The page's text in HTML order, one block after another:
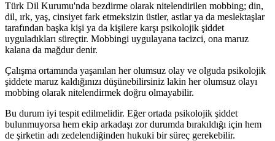
Türk Dil Kurumu'nda bezdirme olarak nitelendirilen mobbing; din,
dil, ırk, yaş, cinsiyet fark etmeksizin üstler, astlar ya da meslektaşlar
tarafından başka kişi ya da kişilere karşı psikolojik şiddet
uyguladıkları süreçtir. Mobbingi uygulayana tacizci, ona maruz
kalana da mağdur denir.
Çalışma ortamında yaşanılan her olumsuz olay ve olguda psikolojik
şiddete maruz kaldığınızı düşünebilirsiniz lakin her olumsuz olayı
mobbing olarak nitelendirmek doğru olmayabilir.
Bu durum iyi tespit edilmelidir. Eğer ortada psikolojik şiddet
bulunmuyorsa hem ekip arkadaşı zor durumda bırakıldığı için hem
de şirketin adı zedelendiğinden hukuki bir süreç gerekebilir.